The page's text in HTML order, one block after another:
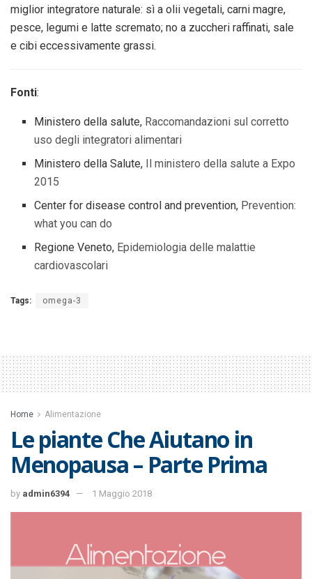
miglior integratore naturale: sì a olii vegetali, carni magre,
pesce, legumi e latte scremato; no a zuccheri raffinati, sale
e cibi eccessivamente grassi.
Fonti:
Ministero della salute, Raccomandazioni sul corretto
uso degli integratori alimentari
Ministero della Salute, Il ministero della salute a Expo
2015
Center for disease control and prevention, Prevention:
what you can do
Regione Veneto, Epidemiologia delle malattie
cardiovascolari
Tags: omega-3
Home Alimentazione
Le piante Che Aiutano in
Menopausa – Parte Prima
by admin6394 1 Maggio 2018